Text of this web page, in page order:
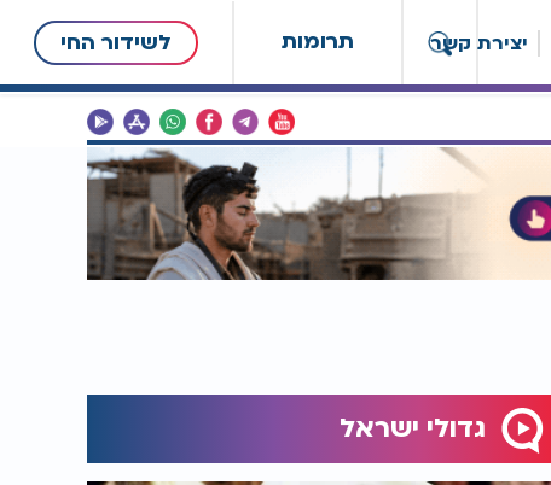
תרומות לשידור החי יצירת קשר
גדולי ישראל